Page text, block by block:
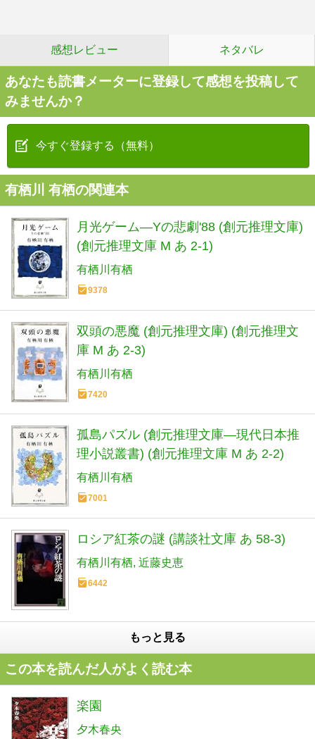
感想レビュー ネタバレ
あなたも読書メーターに登録して感想を投稿して
みませんか？
今すぐ登録する（無料）
有栖川 有栖の関連本
月光ゲーム―Yの悲劇'88 (創元推理文庫)
(創元推理文庫 M あ 2-1)
有栖川有栖
9378
双頭の悪魔 (創元推理文庫) (創元推理文
庫 M あ 2-3)
有栖川有栖
7420
孤島パズル (創元推理文庫―現代日本推
理小説叢書) (創元推理文庫 M あ 2-2)
有栖川有栖
7001
ロシア紅茶の謎 (講談社文庫 あ 58-3)
有栖川有栖 近藤史恵
6442
もっと見る
この本を読んだ人がよく読む本
楽園
夕木春央